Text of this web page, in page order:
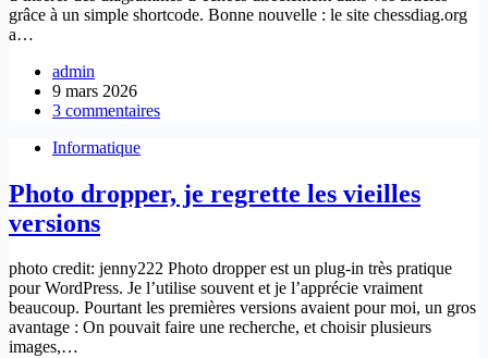
grâce à un simple shortcode. Bonne nouvelle : le site chessdiag.org
a…
admin
9 mars 2026
3 commentaires
Informatique
Photo dropper, je regrette les vieilles
versions
photo credit: jenny222 Photo dropper est un plug-in très pratique
pour WordPress. Je l’utilise souvent et je l’apprécie vraiment
beaucoup. Pourtant les premières versions avaient pour moi, un gros
avantage : On pouvait faire une recherche, et choisir plusieurs
images,…